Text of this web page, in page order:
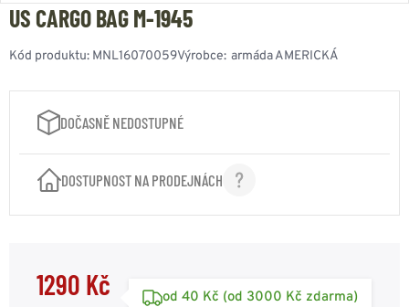
US CARGO BAG M-1945
Kód produktu: MNL16070059Výrobce: armáda AMERICKÁ
DOČASNĚ NEDOSTUPNÉ
DOSTUPNOST NA PRODEJNÁCH
1290 Kč od 40 Kč (od 3000 Kč zdarma)